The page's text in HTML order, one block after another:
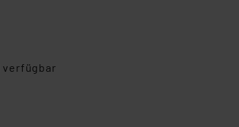
verfügbar